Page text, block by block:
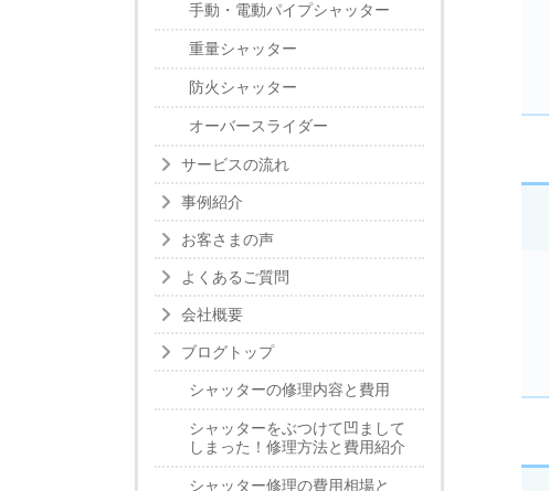
手動・電動パイプシャッター
重量シャッター
防火シャッター
オーバースライダー
サービスの流れ
事例紹介
お客さまの声
よくあるご質問
会社概要
ブログトップ
シャッターの修理内容と費用
シャッターをぶつけて凹まして
しまった！修理方法と費用紹介
シャッター修理の費用相場と